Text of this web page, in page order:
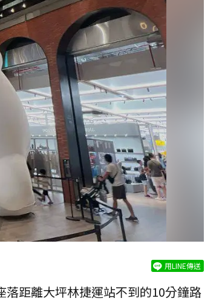
用LINE傳送
落距離大坪林捷運站不到的10分鐘路